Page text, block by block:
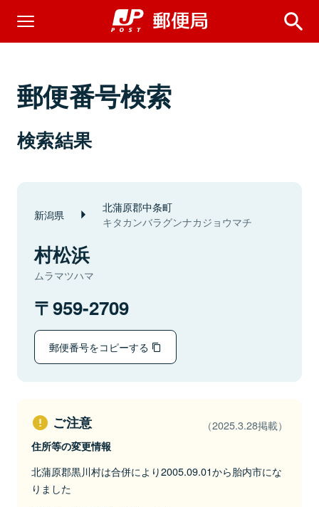
郵便番号検索
検索結果
新潟県 北蒲原郡中条町
キタカンバラグンナカジョウマチ
村松浜
ムラマツハマ
959-2709
郵便番号をコピーする
ご注意 （2025.3.28掲載）
住所等の変更情報
北蒲原郡黒川村は合併により2005.09.01から胎内市にな
りました